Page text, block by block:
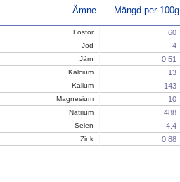
Ämne Mängd per 100g
Fosfor 60
Jod 4
Järn 0.51
Kalcium 13
Kalium 143
Magnesium 10
Natrium 488
Selen 4.4
Zink 0.88